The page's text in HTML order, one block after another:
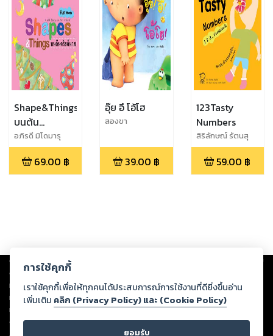
Shape&Things
บนต้น
คริสต์มาส
อภิรดี มิโดมารุ
69.00 ฿
อุ๊ย อึ โอ้โฮ
สองขา
39.00 ฿
123Tasty
Numbers
สิริลักษณ์ รัตนสุ
วัจน์
59.00 ฿
Copyright © 2026
ต่อผลงานหรือเนื้อหาใดที่อัปโหลดผ่านเว็บไซต์และปรากฏว่าละเมิดสิทธิใน
ทรัพย์สินทางปัญญาของบุคคลอื่นหรือขัดต่อกฎหมายและศีลธรรม ดังนั้น ผู้อ่าน
ทุกท่านโปรดใช้วิจารณญาณในการกลั่นกรองด้วยตนเอง และหากท่านพบว่าส่วน
หนึ่งส่วนใดขัดต่อกฎหมายและศีลธรรม กรุณาแจ้งมายังบริษัท เพื่อทีมงานจะได้
ดำเนินการในทันที ทั้งนี้ ทางสตอรี่ล็อกขอสงวนลิขสิทธิ์ตามพระราชบัญญัติ
การใช้คุกกี้
เราใช้คุกกี้เพื่อให้ทุกคนได้ประสบการณ์การใช้งานที่ดียิ่งขึ้นอ่าน
เพิ่มเติม คลิก (Privacy Policy) และ (Cookie Policy)
ยอมรับ